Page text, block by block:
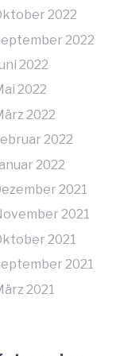
2022
2022
2022
2022
2022
2022
2022
2021
2021
2021
2021
2021